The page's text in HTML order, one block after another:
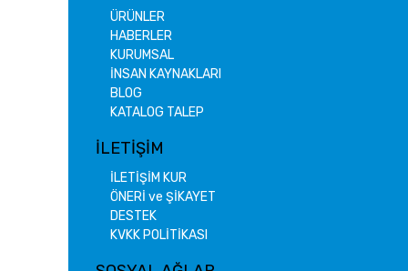
ÜRÜNLER
HABERLER
KURUMSAL
İNSAN KAYNAKLARI
BLOG
KATALOG TALEP
İLETİŞİM
İLETİŞİM KUR
ÖNERİ ve ŞİKAYET
DESTEK
KVKK POLİTİKASI